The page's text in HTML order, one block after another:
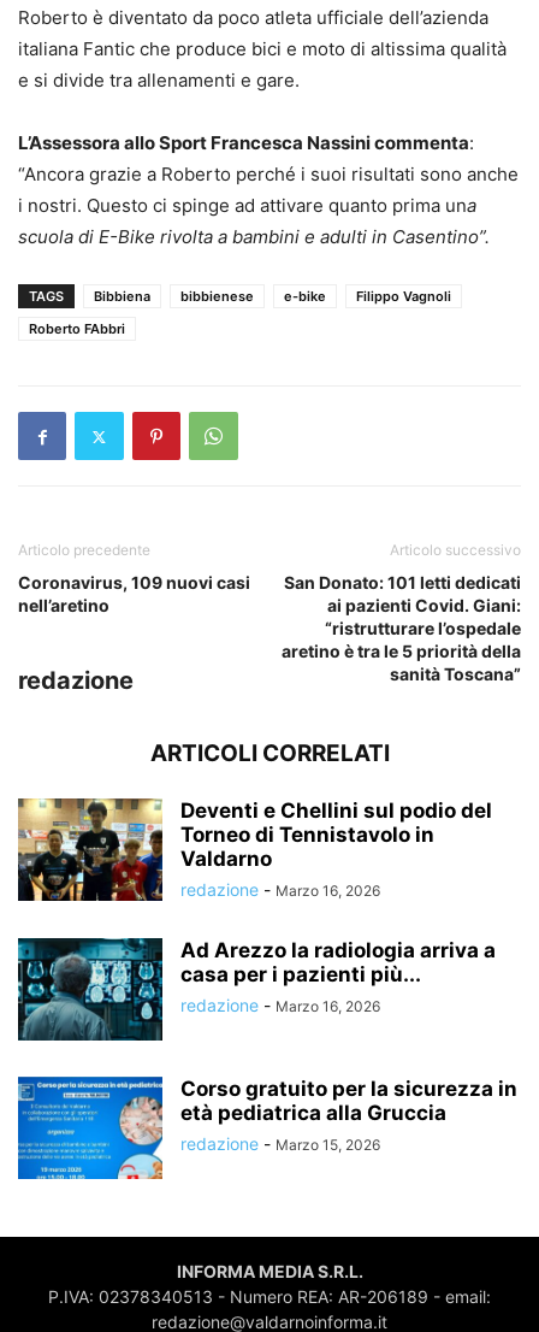
Roberto è diventato da poco atleta ufficiale dell’azienda
italiana Fantic che produce bici e moto di altissima qualità
e si divide tra allenamenti e gare.
L’Assessora allo Sport Francesca Nassini commenta:
“Ancora grazie a Roberto perché i suoi risultati sono anche
i nostri. Questo ci spinge ad attivare quanto prima una
scuola di E-Bike rivolta a bambini e adulti in Casentino”.
TAGS Bibbiena bibbienese e-bike
Filippo Vagnoli
Roberto FAbbri
Articolo precedente
Coronavirus, 109 nuovi casi
nell’aretino
Articolo successivo
San Donato: 101 letti dedicati
ai pazienti Covid. Giani:
“ristrutturare l’ospedale
aretino è tra le 5 priorità della
sanità Toscana”
redazione
ARTICOLI CORRELATI
Deventi e Chellini sul podio del
Torneo di Tennistavolo in
Valdarno
redazione - Marzo 16, 2026
Ad Arezzo la radiologia arriva a
casa per i pazienti più...
redazione - Marzo 16, 2026
Corso gratuito per la sicurezza in
età pediatrica alla Gruccia
redazione - Marzo 15, 2026
INFORMA MEDIA S.R.L.
P.IVA: 02378340513 - Numero REA: AR-206189 - email:
redazione@valdarnoinforma.it